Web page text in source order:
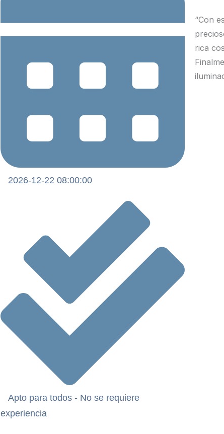
2026-12-22 08:00:00
Apto para todos - No se requiere
experiencia
“Con
rica